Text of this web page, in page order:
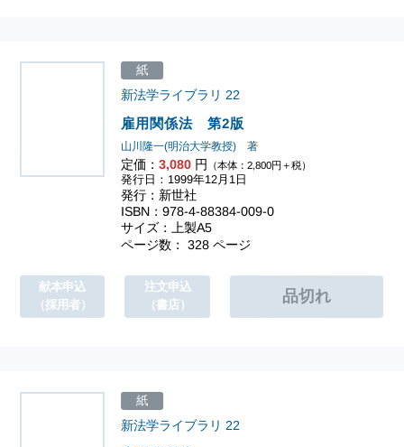
雇用関係法 第2版
新法学ライブラリ 22
山川隆一(明治大学教授) 著
定価：3,080 円 （本体：2,800円＋税）
紙
発行日：1999年12月1日
発行：新世社
ISBN：978-4-88384-009-0
サイズ：上製A5
ページ数： 328 ページ
献本申込
（採用者）
注文申込
（書店）
新法学ライブラリ 22
紙